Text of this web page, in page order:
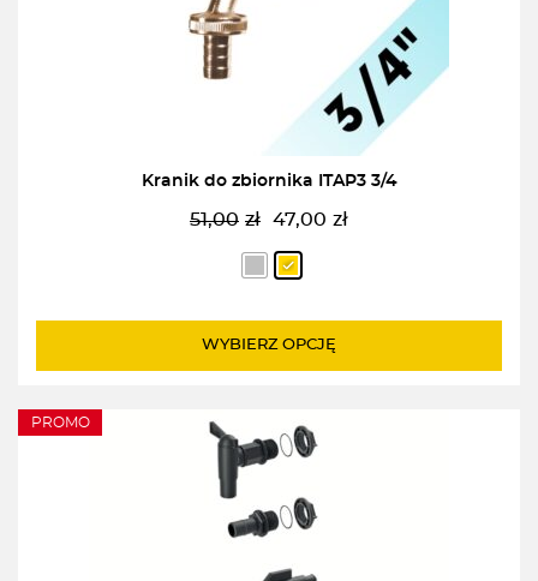
Kranik do zbiornika ITAP3 3/4
51,00 zł
Pierwotna
cena
wynosiła:
47,00 zł
Aktualna
cena
wynosi:
WYBIERZ OPCJĘ
PROMO